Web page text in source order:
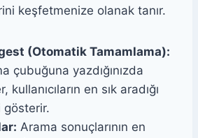
keşfetmenize olanak tanır.
(Otomatik Tamamlama):
çubuğuna yazdığınızda
kullanıcıların en sık aradığı
gösterir.
Arama sonuçlarının en